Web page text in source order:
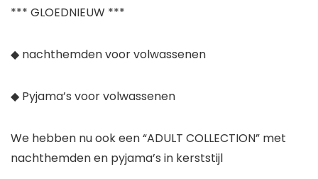
*** GLOEDNIEUW ***
◆ nachthemden voor volwassenen
◆ Pyjama’s voor volwassenen
We hebben nu ook een “ADULT COLLECTION” met
nachthemden en pyjama’s in kerststijl